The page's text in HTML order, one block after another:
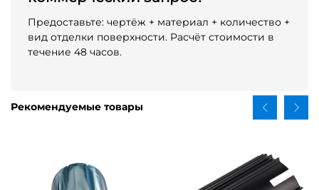
Предоставьте: чертёж + материал + количество +
вид отделки поверхности. Расчёт стоимости в
течение 48 часов.
Рекомендуемые товары